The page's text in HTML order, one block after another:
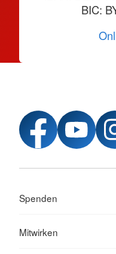
BIC:
Spenden
Mitwirken